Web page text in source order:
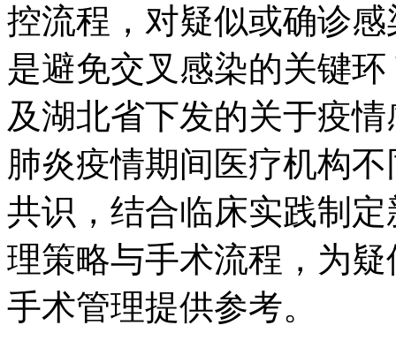
控流程，对疑似或确诊
是避免交叉感染的关键
及湖北省下发的关于疫
肺炎疫情期间医疗机构
共识，结合临床实践制
理策略与手术流程，为
手术管理提供参考。